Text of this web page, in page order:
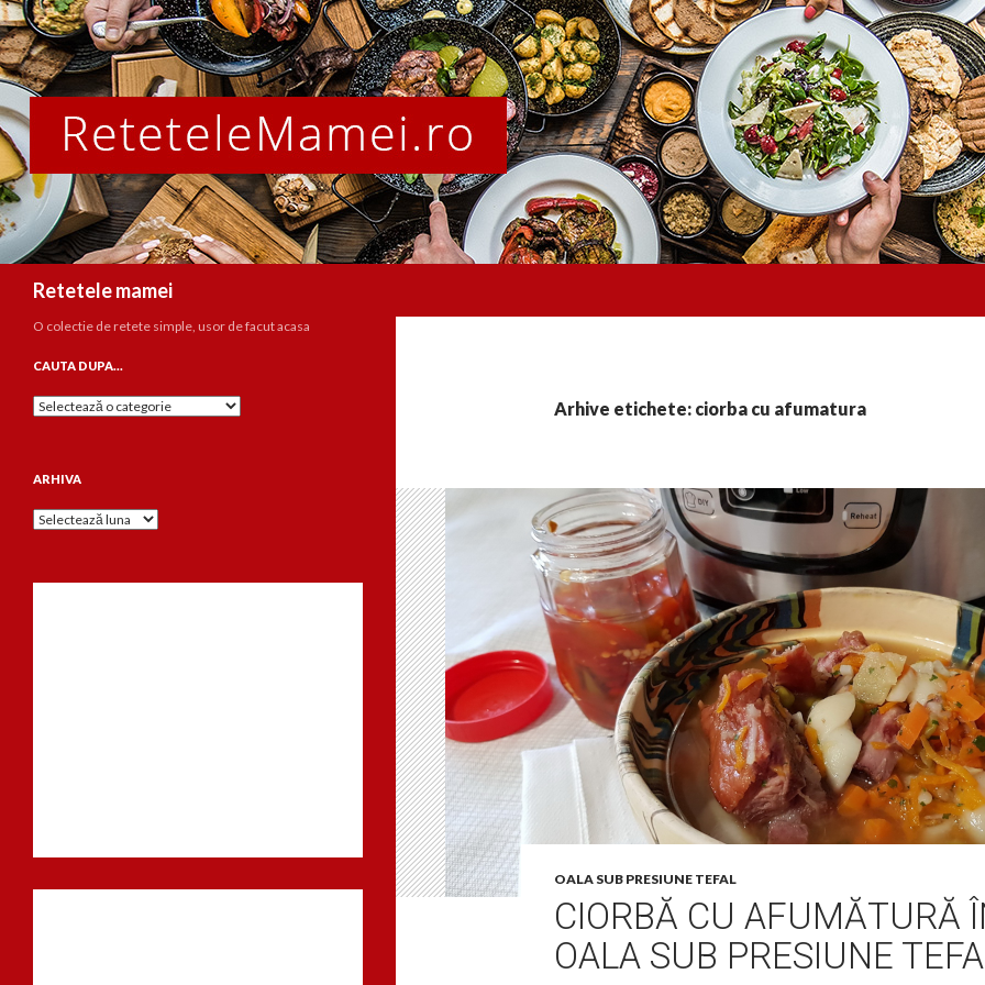
Retetele mamei
Arhive etichete: ciorba cu afumatura
OALA SUB PRESIUNE TEFAL
CIORBĂ CU AFUMĂTURĂ
OALA SUB PRESIUNE
O colectie de retete simple, usor de facut acasa
CAUTA DUPA…
Cauta
ARHIVA
Arhiva